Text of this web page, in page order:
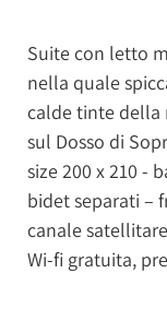
Suite con letto
nella quale
calde tinte della
sul Dosso di
size 200 x 210 -
bidet separati –
canale
Wi-fi gratuita,